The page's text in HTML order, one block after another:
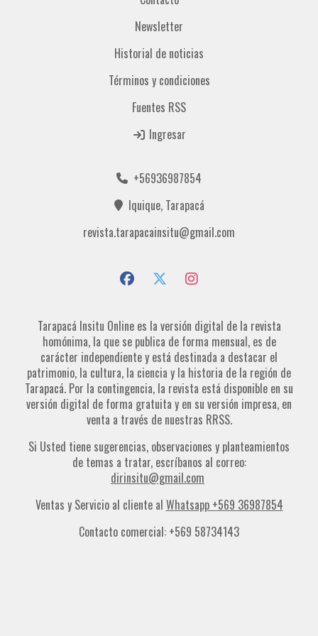
Newsletter
Historial de noticias
Términos y condiciones
Fuentes RSS
Ingresar
Tarapacá Insitu Online es la versión digital de la revista
homónima, la que se publica de forma mensual, es de
carácter independiente y está destinada a destacar el
patrimonio, la cultura, la ciencia y la historia de la región de
Tarapacá. Por la contingencia, la revista está disponible en su
versión digital de forma gratuita y en su versión impresa, en
venta a través de nuestras RRSS.
Si Usted tiene sugerencias, observaciones y planteamientos
de temas a tratar, escríbanos al correo:
dirinsitu@gmail.com
Ventas y Servicio al cliente al Whatsapp +569 36987854
Contacto comercial: +569 58734143
+56936987854
Iquique, Tarapacá
revista.tarapacainsitu@gmail.com